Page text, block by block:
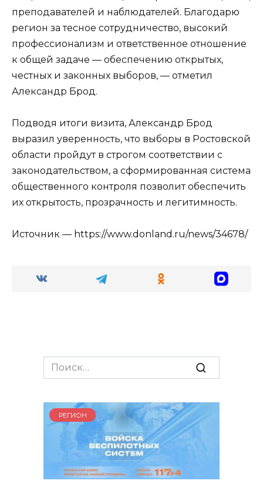
преподавателей и наблюдателей. Благодарю
регион за тесное сотрудничество, высокий
профессионализм и ответственное отношение
к общей задаче — обеспечению открытых,
честных и законных выборов, — отметил
Александр Брод.
Подводя итоги визита, Александр Брод
выразил уверенность, что выборы в Ростовской
области пройдут в строгом соответствии с
законодательством, а сформированная система
общественного контроля позволит обеспечить
их открытость, прозрачность и легитимность.
Источник — https://www.donland.ru/news/34678/
Search
for:
РЕГИОН